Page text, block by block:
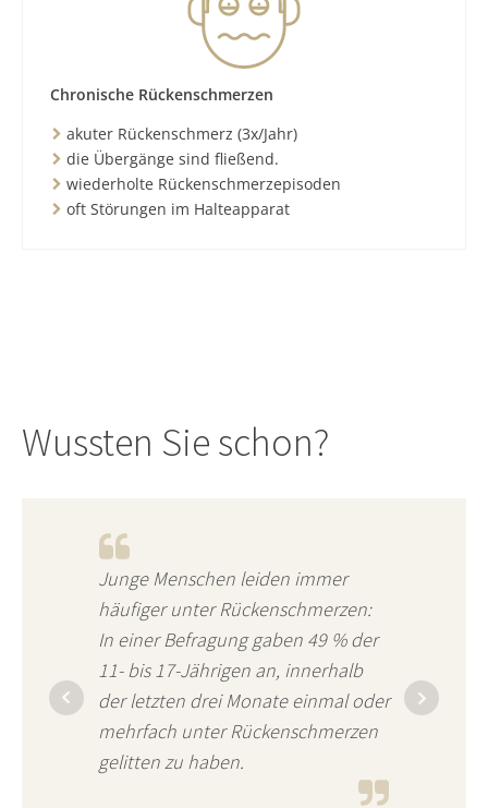
Chronische Rückenschmerzen
akuter Rückenschmerz (3x/Jahr)
die Übergänge sind fließend.
wiederholte Rückenschmerzepisoden
oft Störungen im Halteapparat
Wussten Sie schon?
Junge Menschen leiden immer
häufiger unter Rückenschmerzen:
In einer Befragung gaben 49 % der
11- bis 17-Jährigen an, innerhalb
der letzten drei Monate einmal oder
mehrfach unter Rückenschmerzen
gelitten zu haben.